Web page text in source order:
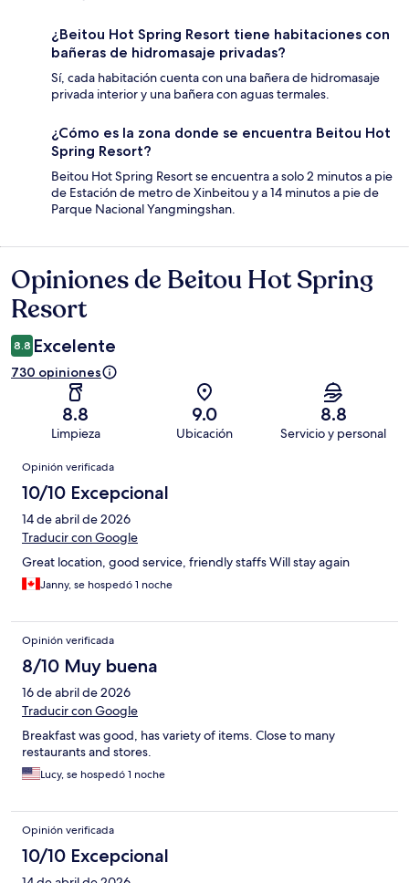
¿Beitou Hot Spring Resort tiene habitaciones con
bañeras de hidromasaje privadas?
Sí, cada habitación cuenta con una bañera de hidromasaje
privada interior y una bañera con aguas termales.
¿Cómo es la zona donde se encuentra Beitou Hot
Spring Resort?
Beitou Hot Spring Resort se encuentra a solo 2 minutos a pie
de Estación de metro de Xinbeitou y a 14 minutos a pie de
Parque Nacional Yangmingshan.
Opiniones
Opiniones de Beitou Hot Spring
Resort
8.8 Excelente
730 opiniones
8.8
Limpieza
9.0
Ubicación
8.8
Servicio y personal
Opiniones
Opinión verificada
10/10 Excepcional
14 de abril de 2026
Traducir con Google
Great location, good service, friendly staffs Will stay again
Janny, se hospedó 1 noche
Opinión verificada
8/10 Muy buena
16 de abril de 2026
Traducir con Google
Breakfast was good, has variety of items. Close to many
restaurants and stores.
Lucy, se hospedó 1 noche
Opinión verificada
10/10 Excepcional